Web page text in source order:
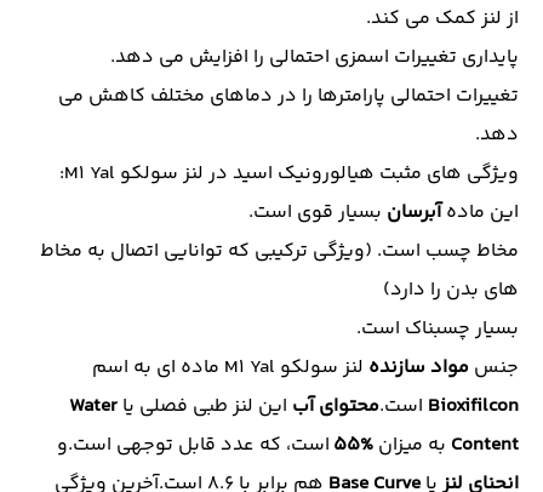
از لنز کمک می کند.
پایداری تغییرات اسمزی احتمالی را افزایش می دهد.
تغییرات احتمالی پارامترها را در دماهای مختلف کاهش می
دهد.
ویژگی های مثبت هیالورونیک اسید در لنز سولکو M1 Yal:
این مادهآبرسان بسیار قوی است.
مخاط چسب است. (ویژگی ترکیبی که توانایی اتصال به مخاط
های بدن را دارد)
بسیار چسبناک است.
جنس مواد سازنده لنز سولکو M1 Yal ماده ای به اسم
Bioxifilcon است.محتوای آب این لنز طبی فصلی یا Water
Content به میزان %55
است، که عدد قابل توجهی است.و
انحنای لنزیا Base Curve هم برابر با 8.6 است.آخرین ویژگی